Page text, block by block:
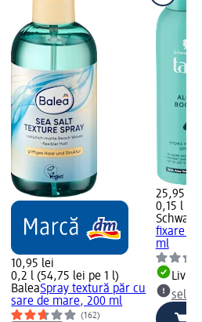
10,95 lei
0,2 l (54,75 lei pe 1 l)
BaleaSpray textură păr cu
sare de mare, 200 ml
(162)
25,95 lei
0,15 l
fixare
ml